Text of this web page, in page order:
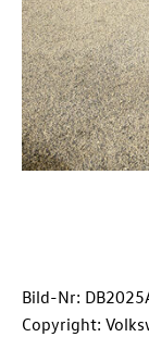
Bild-Nr:
Copyright: